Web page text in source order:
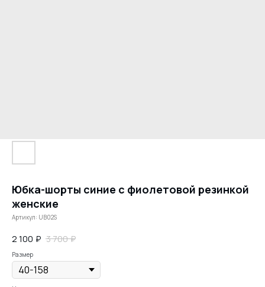
Юбка-шорты синие с фиолетовой резинкой
женские
Артикул: UB02S
2 100 ₽ 3 700 ₽
Размер